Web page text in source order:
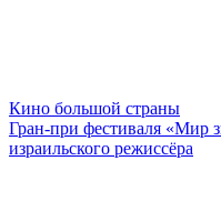
Кино большой страны
Гран-при фестиваля «Мир
израильского режиссёра